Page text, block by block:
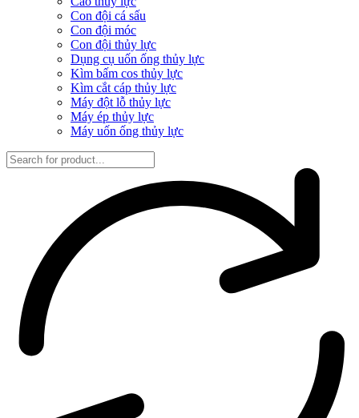
Con đội cá sấu
Con đội móc
Con đội thủy lực
Dụng cụ uốn ống thủy lực
Kìm bấm cos thủy lực
Kìm cắt cáp thủy lực
Máy đột lỗ thủy lực
Máy ép thủy lực
Máy uốn ống thủy lực